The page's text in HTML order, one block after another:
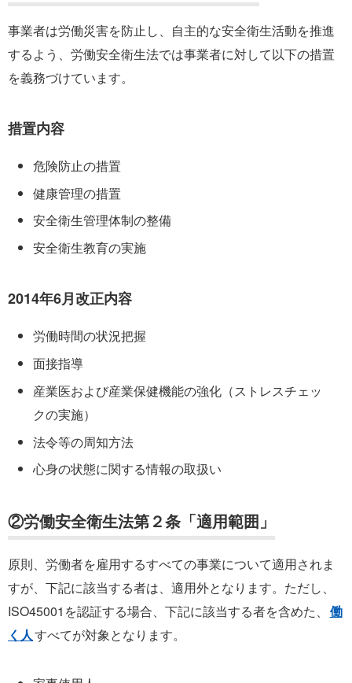
事業者は労働災害を防止し、自主的な安全衛生活動を推進
するよう、労働安全衛生法では事業者に対して以下の措置
を義務づけています。
措置内容
危険防止の措置
健康管理の措置
安全衛生管理体制の整備
安全衛生教育の実施
2014年6月改正内容
労働時間の状況把握
面接指導
産業医および産業保健機能の強化（ストレスチェッ
クの実施）
法令等の周知方法
心身の状態に関する情報の取扱い
②労働安全衛生法第２条「適用範囲」
原則、労働者を雇用するすべての事業について適用されま
すが、下記に該当する者は、適用外となります。ただし、
ISO45001を認証する場合、下記に該当する者を含めた、 働
く人すべてが対象となります。